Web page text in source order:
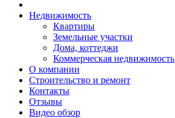
Недвижимость
Квартиры
Земельные участки
Дома, коттеджи
Коммерческая недвижимость
О компании
Строительство и ремонт
Контакты
Отзывы
Видео обзор